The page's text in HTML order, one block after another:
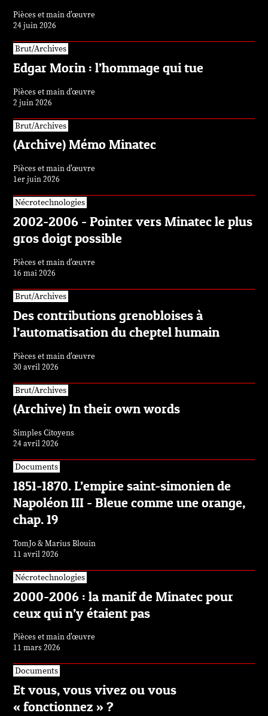
Pièces et main d’œuvre
24 juin 2026
Brut/Archives
Edgar Morin : l’hommage qui tue
Pièces et main d’œuvre
2 juin 2026
Brut/Archives
(Archive) Mémo Minatec
Pièces et main d’œuvre
1er juin 2026
Nécrotechnologies
2002-2006 - Pointer vers Minatec le plus
gros doigt possible
Pièces et main d’œuvre
16 mai 2026
Brut/Archives
Des contributions grenobloises à
l’automatisation du cheptel humain
Pièces et main d’œuvre
30 avril 2026
Brut/Archives
(Archive) In their own words
Simples Citoyens
24 avril 2026
Documents
1851-1870. L’empire saint-simonien de
Napoléon III - Bleue comme une orange,
chap. 19
TomJo & Marius Blouin
11 avril 2026
Nécrotechnologies
2000-2006 : la manif de Minatec pour
ceux qui n’y étaient pas
Pièces et main d’œuvre
11 mars 2026
Documents
Et vous, vous vivez ou vous
« fonctionnez » ?